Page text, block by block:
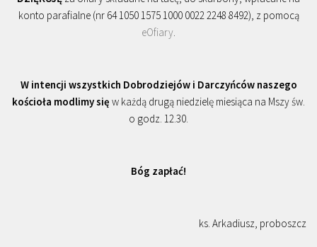
konto parafialne (nr 64 1050 1575 1000 0022 2248 8492), z pomocą
eOfiary.
W intencji wszystkich Dobrodziejów i Darczyńców naszego
kościoła modlimy się w każdą drugą niedzielę miesiąca na Mszy św.
o godz. 12.30.
Bóg zapłać!
ks. Arkadiusz, proboszcz